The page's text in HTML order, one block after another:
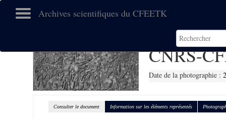
Archives scientifiques du CFEETK
CNRS-
Date de la photographie :
Consulter le document Information sur les éléments représentés